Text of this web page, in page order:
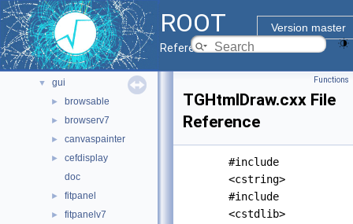
ROOT
Version master
Reference Guide
► documentation
► geom
► graf2d
► graf3d
▼ gui
► browsable
► browserv7
► canvaspainter
►
cefdisplay
doc
► fitpanel
► fitpanelv7
Functions
TGHtmlDraw.cxx File
Reference
#include
<cstring>
#include
<cstdlib>